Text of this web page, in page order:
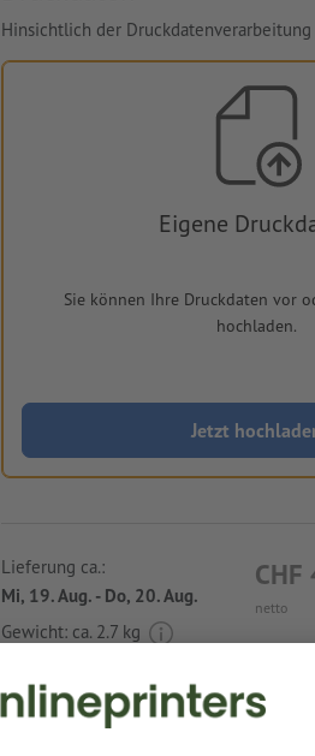
Hinsichtlich der
Eigene
Sie können Ihre Druckdaten vor
hochladen.
Jetzt
netto
Lieferung ca.:
Mi, 19. Aug. - Do, 20. Aug.
Gewicht: ca. 2.7 kg